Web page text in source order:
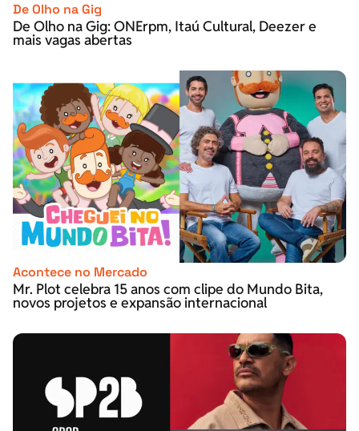
De Olho na Gig
De Olho na Gig: ONErpm, Itaú Cultural, Deezer e
mais vagas abertas
Acontece no Mercado
Mr. Plot celebra 15 anos com clipe do Mundo Bita,
novos projetos e expansão internacional